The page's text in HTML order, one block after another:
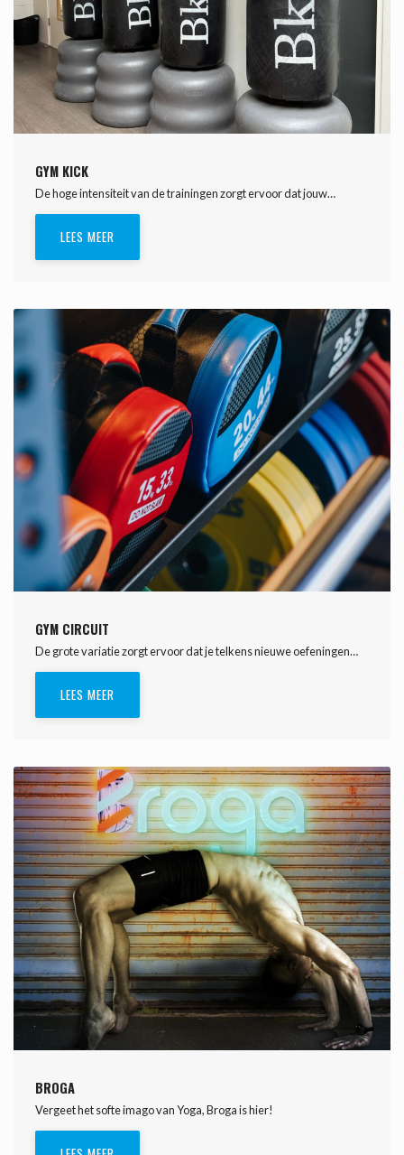
GYM KICK
De hoge intensiteit van de trainingen zorgt ervoor dat jouw…
LEES MEER
GYM CIRCUIT
De grote variatie zorgt ervoor dat je telkens nieuwe oefeningen…
LEES MEER
BROGA
Vergeet het softe imago van Yoga, Broga is hier!